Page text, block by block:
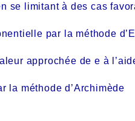
se limitant à des cas
par la méthode
approchée de e à
la méthode d’Archimède